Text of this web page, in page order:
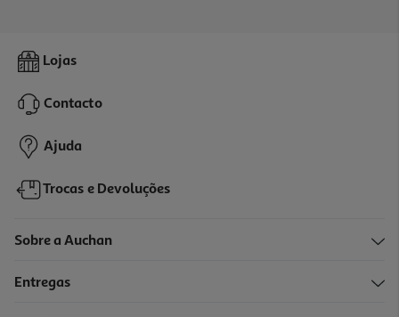
Lojas
Contacto
Ajuda
Trocas e Devoluções
Sobre a Auchan
Entregas